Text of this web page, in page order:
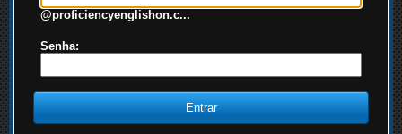
@proficiencyenglishon.c...
Senha: